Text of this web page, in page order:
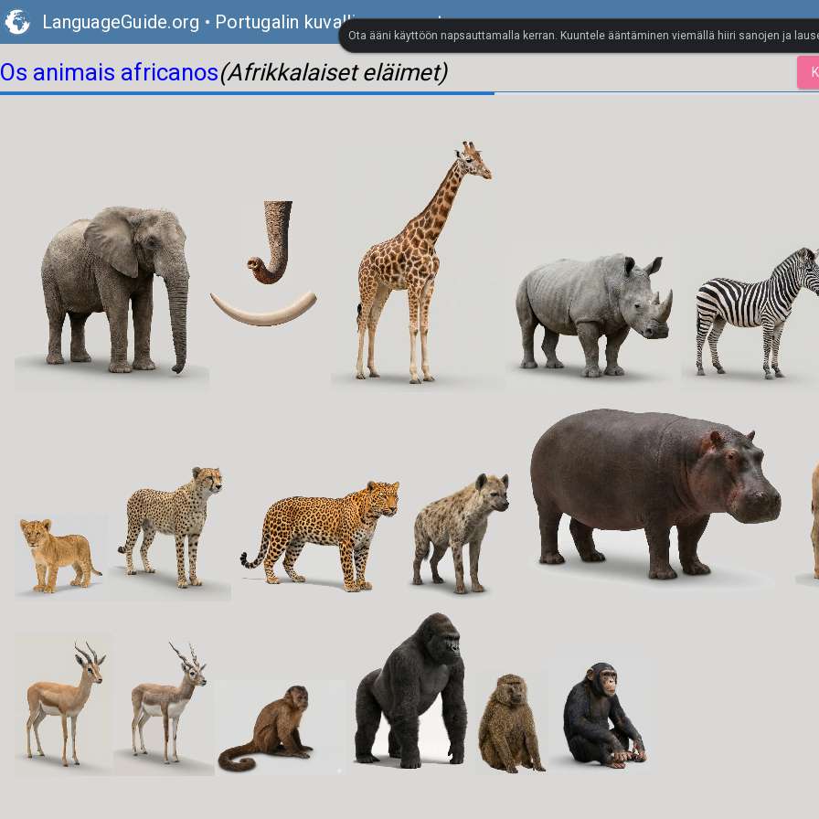
LanguageGuide.org • Portugalin kuvallinen sanasto
Os animais africanos(Afrikkalaiset eläimet)
Ota ääni käyttöön napsauttamalla kerran. Kuuntele ääntäminen viemällä hiiri sanojen ja